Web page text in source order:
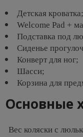
Детская кроватка;
Welcome Pad +
Подставка под
Сиденье
Конверт для ног;
Шасси;
Корзина для
Основные
Вес коляски с